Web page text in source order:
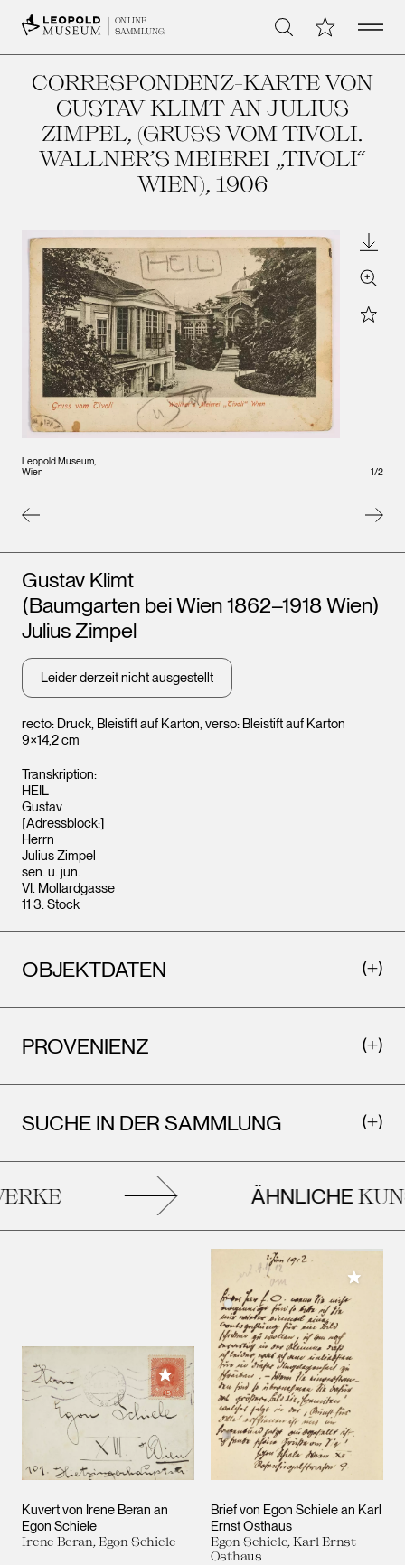
ONLINE
SAMMLUNG
Suche Meine Open
CORRESPONDENZ-KARTE VON
GUSTAV KLIMT AN JULIUS
ZIMPEL, (GRUSS VOM TIVOLI.
WALLNER’S MEIEREI „TIVOLI“
WIEN), 1906
Leopold Museum,
Wien
Wien
Zoom
Star
1/2
recto: Druck, Bleistift auf Karton, verso: Bleistift auf Karton
9×14,2 cm
Künstler*innen
Gustav Klimt
(Baumgarten bei Wien 1862–1918 Wien)
Julius Zimpel
Leider derzeit nicht ausgestellt
Transkription:
HEIL
Gustav
[Adressblock:]
Herrn
Julius Zimpel
sen. u. jun.
VI. Mollardgasse
11 3. Stock
OBJEKTDATEN
PROVENIENZ
SUCHE IN DER SAMMLUNG
ÄHNLICHE
Kuvert von Irene Beran an
Egon Schiele
Irene Beran, Egon Schiele
Meiner Sammlung hinzufügen
Brief von Egon Schiele an Karl
Ernst Osthaus
Egon Schiele, Karl Ernst
Osthaus
Meiner